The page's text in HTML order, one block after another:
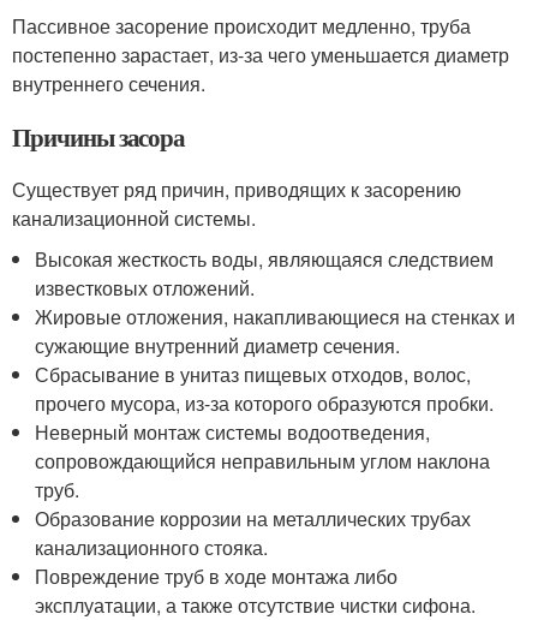
Пассивное засорение происходит медленно, труба
постепенно зарастает, из-за чего уменьшается диаметр
внутреннего сечения.
Причины засора
Существует ряд причин, приводящих к засорению
канализационной системы.
Высокая жесткость воды, являющаяся следствием
известковых отложений.
Жировые отложения, накапливающиеся на стенках и
сужающие внутренний диаметр сечения.
Сбрасывание в унитаз пищевых отходов, волос,
прочего мусора, из-за которого образуются пробки.
Неверный монтаж системы водоотведения,
сопровождающийся неправильным углом наклона
труб.
Образование коррозии на металлических трубах
канализационного стояка.
Повреждение труб в ходе монтажа либо
эксплуатации, а также отсутствие чистки сифона.